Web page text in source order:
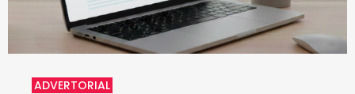
ADVERTORIAL